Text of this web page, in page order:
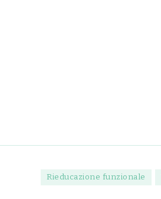
Rieducazione funzionale